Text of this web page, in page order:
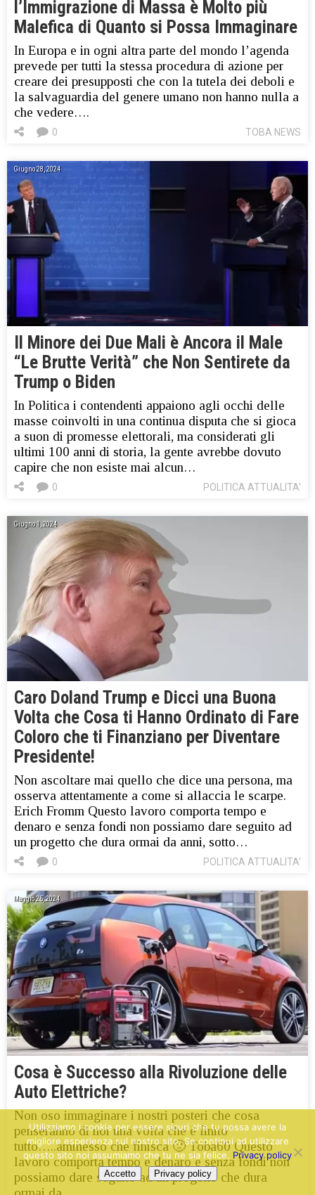
l’Immigrazione di Massa è Molto più
Malefica di Quanto si Possa Immaginare
In Europa e in ogni altra parte del mondo l’agenda
prevede per tutti la stessa procedura di azione per
creare dei presupposti che con la tutela dei deboli e
la salvaguardia del genere umano non hanno nulla a
che vedere….
TOBA NEWS
0
Giugno 28, 2024
Il Minore dei Due Mali è Ancora il Male
“Le Brutte Verità” che Non Sentirete da
Trump o Biden
In Politica i contendenti appaiono agli occhi delle
masse coinvolti in una continua disputa che si gioca
a suon di promesse elettorali, ma considerati gli
ultimi 100 anni di storia, la gente avrebbe dovuto
capire che non esiste mai alcun…
POLITICA ATTUALITA'
0
Giugno 1, 2024
Caro Doland Trump e Dicci una Buona
Volta che Cosa ti Hanno Ordinato di Fare
Coloro che ti Finanziano per Diventare
Presidente!
Non ascoltare mai quello che dice una persona, ma
osserva attentamente a come si allaccia le scarpe.
Erich Fromm Questo lavoro comporta tempo e
denaro e senza fondi non possiamo dare seguito ad
un progetto che dura ormai da anni, sotto…
POLITICA ATTUALITA'
0
Maggio 25, 2024
Cosa è Successo alla Rivoluzione delle
Auto Elettriche?
Non oso immaginare i nostri posteri che cosa
penseranno di noi una volta che è finito
tutto…..ammesso che finisca 🙁 Toba60 Questo
lavoro comporta tempo e denaro e senza fondi non
possiamo dare seguito ad un progetto che dura
Utilizziamo i cookie per essere sicuri che tu possa avere la
migliore esperienza sul nostro sito. Se continui ad utilizzare
questo sito noi assumiamo che tu ne sia felice. Privacy policy
Accetto Privacy policy